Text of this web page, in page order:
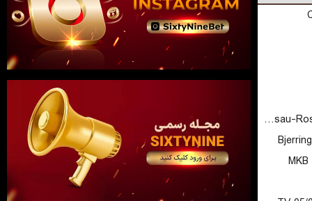
Dessau-Rosslauer HV 06